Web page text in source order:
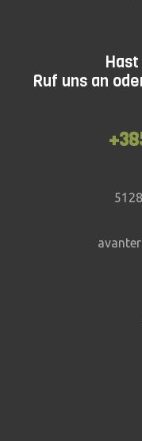
Ruf uns an